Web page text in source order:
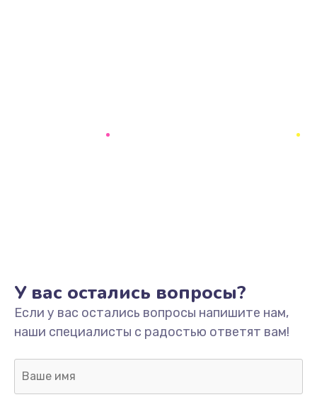
У вас остались вопросы?
Если у вас остались вопросы напишите нам,
наши специалисты с радостью ответят вам!